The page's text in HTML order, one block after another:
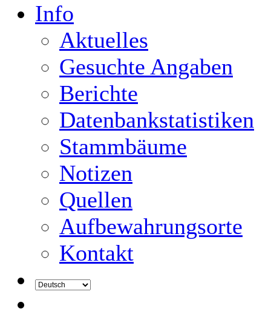
Info
Aktuelles
Gesuchte Angaben
Berichte
Datenbankstatistiken
Stammbäume
Notizen
Quellen
Aufbewahrungsorte
Kontakt